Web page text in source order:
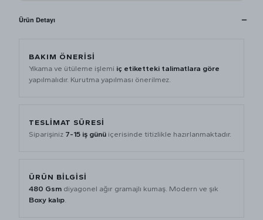
Ürün Detayı
BAKIM ÖNERISI
Yıkama ve ütüleme işlemi iç etiketteki talimatlara göre
yapılmalıdır. Kurutma yapılması önerilmez.
TESLIMAT SÜRESI
Siparişiniz 7-15 iş günü içerisinde titizlikle hazırlanmaktadır.
ÜRÜN BILGISI
480 Gsm diyagonel ağır gramajlı kumaş. Modern ve şık
Boxy kalıp.